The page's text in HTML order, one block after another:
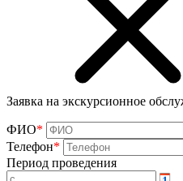
Заявка на экскурсионное
ФИО*
Телефон*
Период проведения